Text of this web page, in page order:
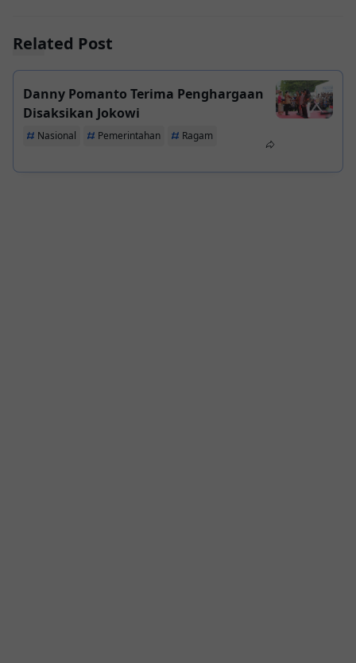
Related Post
Danny Pomanto Terima Penghargaan
Disaksikan Jokowi
Nasional Pemerintahan Ragam